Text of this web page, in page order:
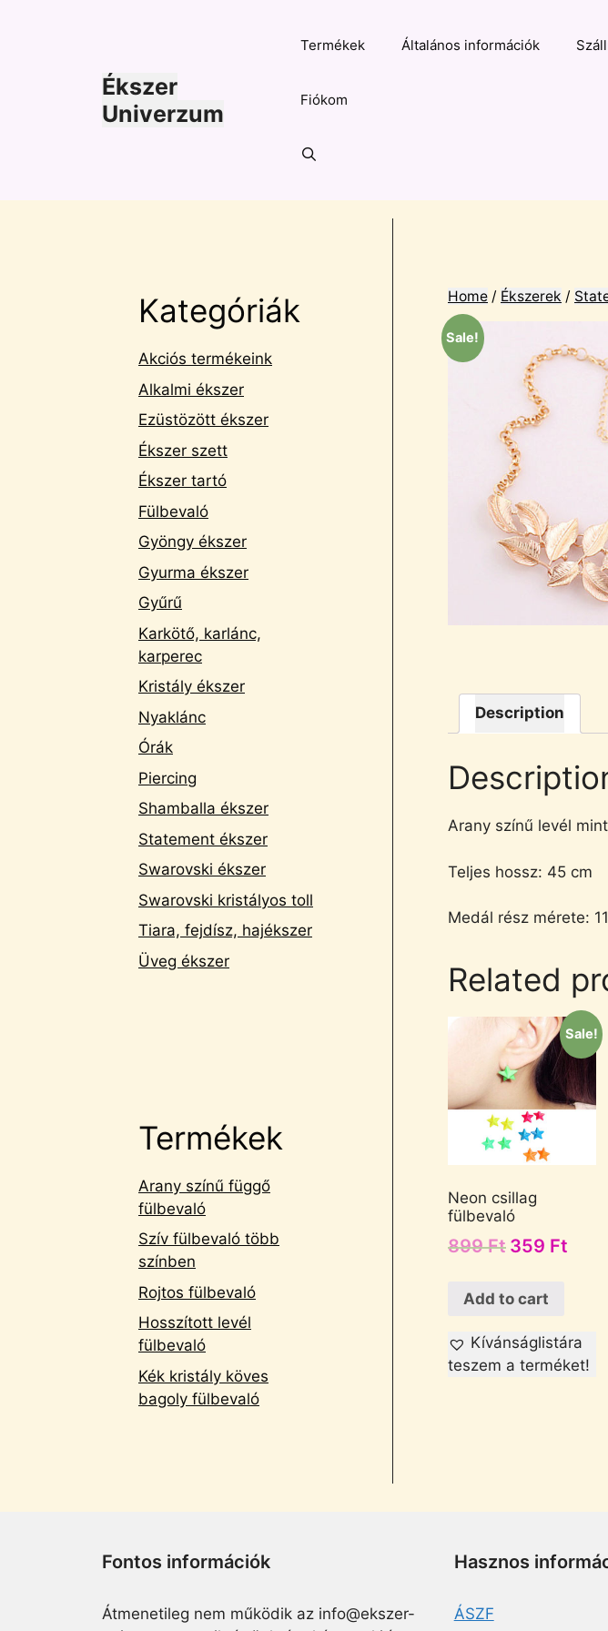
Ékszer
Univerzum
Termékek Általános információk
Fiókom
Home / Ékszerek /
Sale!
Description
Arany színű levél
Teljes hossz: 45 cm
Medál rész mérete:
Related
Sale!
Neon csillag
fülbevaló
899Ft 359 Ft
Add to cart
Kívánságlistára
teszem a terméket!
Kategóriák
Akciós termékeink
Alkalmi ékszer
Ezüstözött ékszer
Ékszer szett
Ékszer tartó
Fülbevaló
Gyöngy ékszer
Gyurma ékszer
Gyűrű
Karkötő, karlánc,
karperec
Kristály ékszer
Nyaklánc
Órák
Piercing
Shamballa ékszer
Statement ékszer
Swarovski ékszer
Swarovski kristályos toll
Tiara, fejdísz, hajékszer
Üveg ékszer
Termékek
Arany színű függő
fülbevaló
Szív fülbevaló több
színben
Rojtos fülbevaló
Hosszított levél
fülbevaló
Kék kristály köves
bagoly fülbevaló
Fontos információk
Átmenetileg nem működik az info@ekszer-
Hasznos
ÁSZF